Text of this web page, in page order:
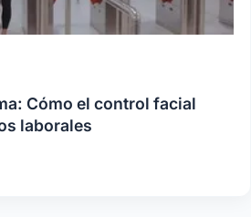
Cómo el control facial
laborales